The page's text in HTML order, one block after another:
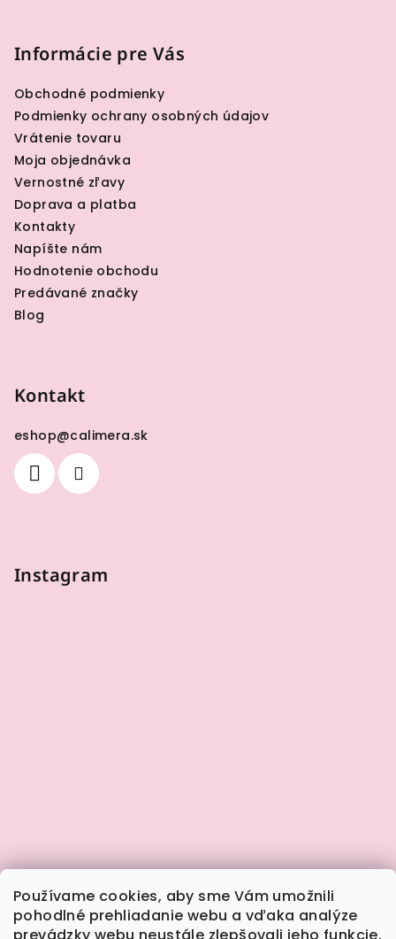
Používame cookies, aby sme Vám umožnili
pohodlné prehliadanie webu a vďaka analýze
Informácie pre Vás
Obchodné podmienky
Podmienky ochrany osobných údajov
Vrátenie tovaru
Moja objednávka
Vernostné zľavy
Doprava a platba
Kontakty
Napíšte nám
Hodnotenie obchodu
Predávané značky
Blog
Kontakt
eshop@calimera.sk
Instagram